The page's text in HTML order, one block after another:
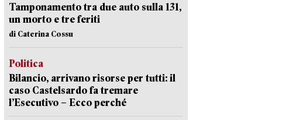
Tamponamento tra due auto sulla 131,
un morto e tre feriti
di Caterina Cossu
Politica
Bilancio, arrivano risorse per tutti: il
caso Castelsardo fa tremare
l’Esecutivo – Ecco perché